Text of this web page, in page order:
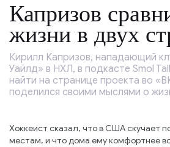
Капризов
жизни в двух
Кирилл Капризов, нападающий
Уайлд» в НХЛ, в подкасте Smol
найти на странице проекта во
поделился своими мыслями о
Хоккеист сказал, что в США скучает
местам, и что дома ему комфортнее